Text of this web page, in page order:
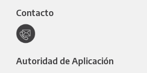
Contacto
Autoridad de Aplicación